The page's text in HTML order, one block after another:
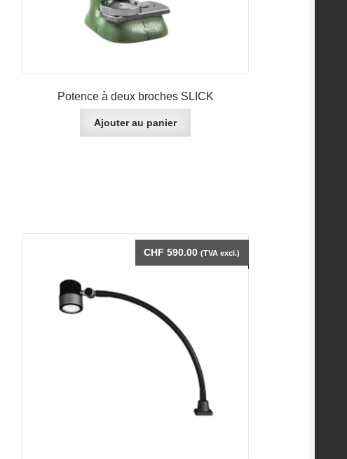
Potence à deux broches SLICK
Ajouter au panier
CHF 590.00 (TVA excl.)